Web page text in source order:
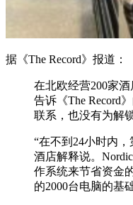
据《The Record》报道：
在北欧经营200家
告诉《The Record
联系，也没有为解
“在不到24小时内
酒店解释说。
作系统来节省资金
的2000台电脑的基